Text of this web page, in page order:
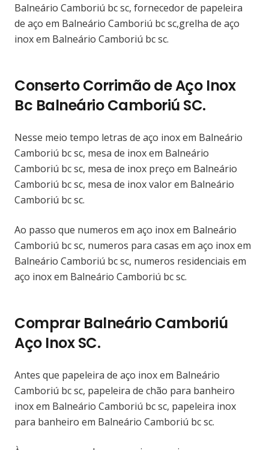
Balneário Camboriú bc sc, fornecedor de papeleira
de aço em Balneário Camboriú bc sc,grelha de aço
inox em Balneário Camboriú bc sc.
Conserto Corrimão de Aço Inox
Bc Balneário Camboriú SC.
Nesse meio tempo letras de aço inox em Balneário
Camboriú bc sc, mesa de inox em Balneário
Camboriú bc sc, mesa de inox preço em Balneário
Camboriú bc sc, mesa de inox valor em Balneário
Camboriú bc sc.
Ao passo que numeros em aço inox em Balneário
Camboriú bc sc, numeros para casas em aço inox em
Balneário Camboriú bc sc, numeros residenciais em
aço inox em Balneário Camboriú bc sc.
Comprar Balneário Camboriú
Aço Inox SC.
Antes que papeleira de aço inox em Balneário
Camboriú bc sc, papeleira de chão para banheiro
inox em Balneário Camboriú bc sc, papeleira inox
para banheiro em Balneário Camboriú bc sc.